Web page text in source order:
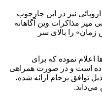
نیز در این چارچوب
مذاکرات وین آگاهانه
را بالای سر
اعلام نموده که برای
است و در صورت همراهی
توافق برجام ارائه شده،